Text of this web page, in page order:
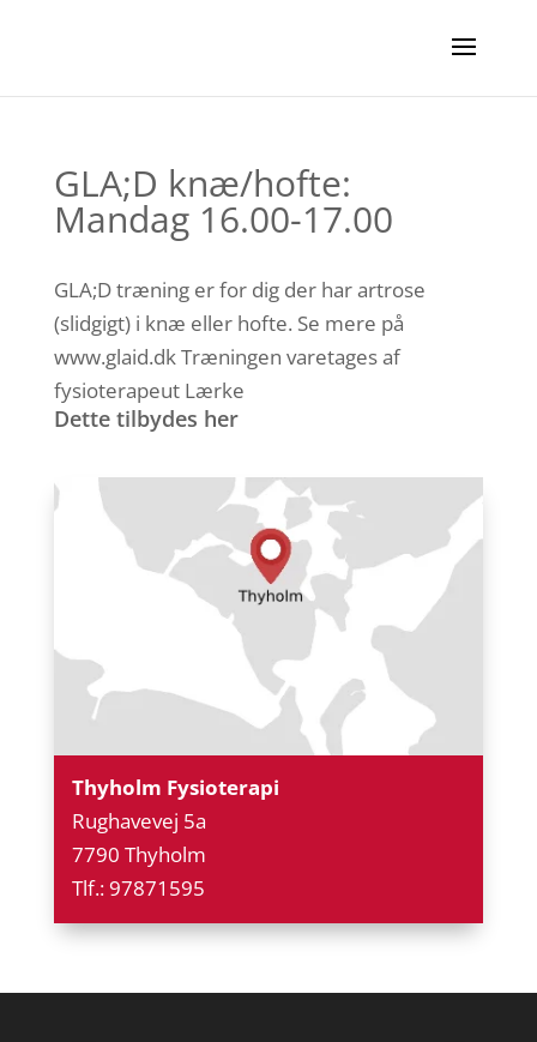
GLA;D knæ/hofte:
Mandag 16.00-17.00
GLA;D træning er for dig der har artrose
(slidgigt) i knæ eller hofte. Se mere på
www.glaid.dk Træningen varetages af
fysioterapeut Lærke
Dette tilbydes her
Thyholm Fysioterapi
Rughavevej 5a
7790 Thyholm
Tlf.: 97871595